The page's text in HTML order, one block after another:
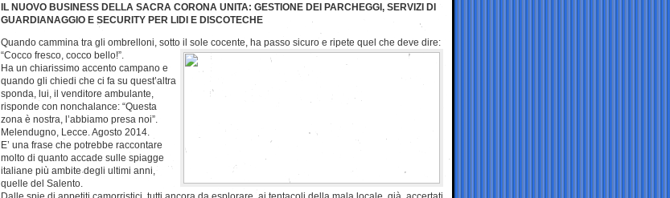
IL NUOVO BUSINESS DELLA SACRA CORONA UNITA: GESTIONE DEI PARCHEGGI, SERVIZI DI
GUARDIANAGGIO E SECURITY PER LIDI E DISCOTECHE
Quando cammina tra gli ombrelloni, sotto il sole cocente, ha passo sicuro e ripete quel che deve dire:
“Cocco fresco, cocco bello!”.
Ha un chiarissimo accento campano e
quando gli chiedi che ci fa su quest’altra
sponda, lui, il venditore ambulante,
risponde con nonchalance: “Questa
zona è nostra, l’abbiamo presa noi”.
Melendugno, Lecce. Agosto 2014.
E’ una frase che potrebbe raccontare
molto di quanto accade sulle spiagge
italiane più ambite degli ultimi anni,
quelle del Salento.